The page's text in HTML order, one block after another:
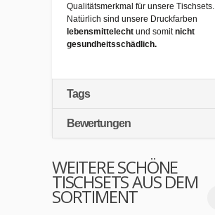
Qualitätsmerkmal für unsere Tischsets.
Natürlich sind unsere Druckfarben
lebensmittelecht und somitnicht
gesundheitsschädlich.
Tags
Bewertungen
WEITERE SCHÖNE
TISCHSETS AUS DEM
SORTIMENT